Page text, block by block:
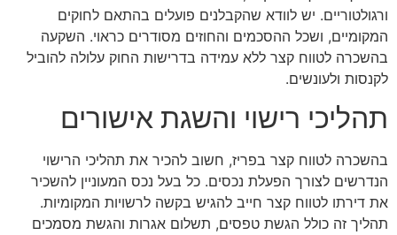
ורגולטוריים. יש לוודא שהקבלנים פועלים בהתאם לחוקים
המקומיים, ושכל ההסכמים והחוזים מסודרים כראוי. השקעה
בהשכרה לטווח קצר ללא עמידה בדרישות החוק עלולה להוביל
לקנסות ולעונשים.
תהליכי רישוי והשגת אישורים
בהשכרה לטווח קצר בפריז, חשוב להכיר את תהליכי הרישוי
הנדרשים לצורך הפעלת נכסים. כל בעל נכס המעוניין להשכיר
את דירתו לטווח קצר חייב להגיש בקשה לרשויות המקומיות.
תהליך זה כולל הגשת טפסים, תשלום אגרות והגשת מסמכים